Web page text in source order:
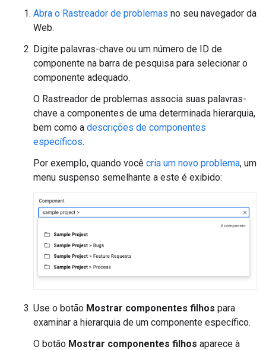
Abra o Rastreador de problemas no seu navegador da
Web.
Digite palavras-chave ou um número de ID de
componente na barra de pesquisa para selecionar o
componente adequado.
O Rastreador de problemas associa suas palavras-
chave a componentes de uma determinada hierarquia,
bem como a descrições de componentes
específicos.
Por exemplo, quando você cria um novo problema, um
menu suspenso semelhante a este é exibido:
Use o botão Mostrar componentes filhos para
examinar a hierarquia de um componente específico.
O botão Mostrar componentes filhos aparece à